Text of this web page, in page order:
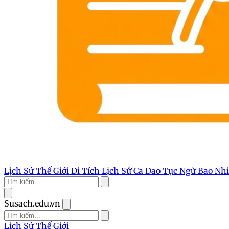
Lịch Sử Thế Giới Di Tích Lịch SửCa Dao Tục NgữBao
Susach.edu.vn
Lịch Sử Thế Giới